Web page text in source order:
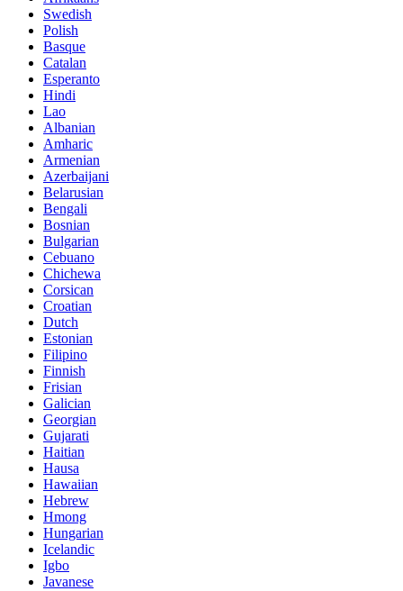
Swedish
Polish
Basque
Catalan
Esperanto
Hindi
Lao
Albanian
Amharic
Armenian
Azerbaijani
Belarusian
Bengali
Bosnian
Bulgarian
Cebuano
Chichewa
Corsican
Croatian
Dutch
Estonian
Filipino
Finnish
Frisian
Galician
Georgian
Gujarati
Haitian
Hausa
Hawaiian
Hebrew
Hmong
Hungarian
Icelandic
Igbo
Javanese